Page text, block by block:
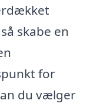
skabe en
for
du vælger